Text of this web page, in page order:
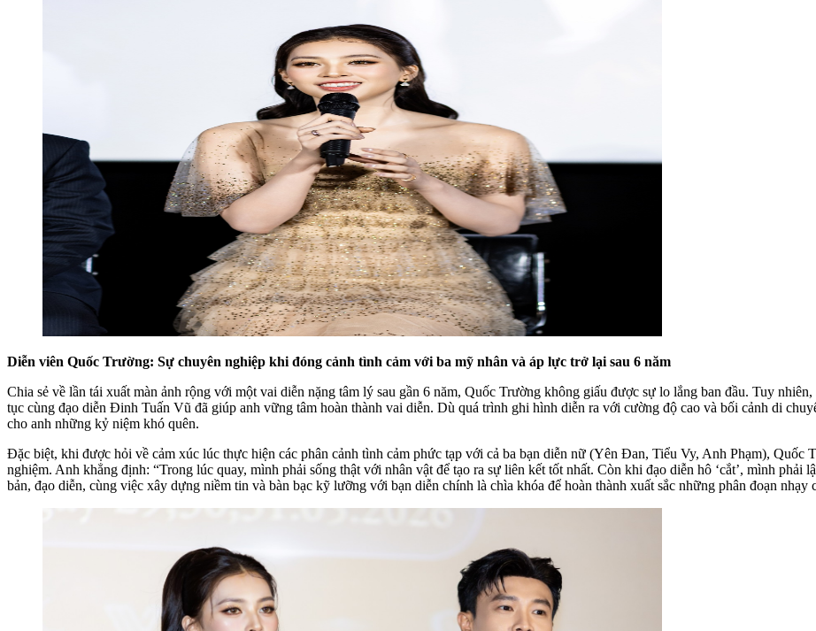
Diễn viên Quốc Trường: Sự chuyên nghiệp khi đóng cảnh tình cảm với ba mỹ nhân và áp lực trở lại sau 6 năm
Chia sẻ về lần tái xuất màn ảnh rộng với một vai diễn nặng tâm lý sau gần 6 năm, Quốc Trường không giấu được sự lo lắng ban đầu. Tuy
tục cùng đạo diễn Đinh Tuấn Vũ đã giúp anh vững tâm hoàn thành vai diễn. Dù quá trình ghi hình diễn ra với cường độ cao và bối cảnh di
cho anh những kỷ niệm khó quên.
Đặc biệt, khi được hỏi về cảm xúc lúc thực hiện các phân cảnh tình cảm phức tạp với cả ba bạn diễn nữ (Yên Đan, Tiểu Vy, Anh Phạm), Quốc
nghiệm. Anh khẳng định: “Trong lúc quay, mình phải sống thật với nhân vật để tạo ra sự liên kết tốt nhất. Còn khi đạo diễn hô ‘cắt’, mình
bản, đạo diễn, cùng việc xây dựng niềm tin và bàn bạc kỹ lưỡng với bạn diễn chính là chìa khóa để hoàn thành xuất sắc những phân đoạn nhạy